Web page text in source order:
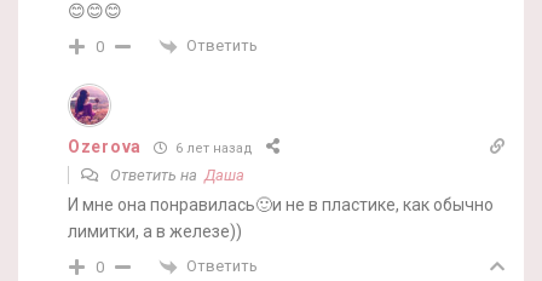
😊😊😊
0 Ответить
Ozerova 6 лет назад
Ответить наДаша
И мне она понравилась🙂и не в пластике, как обычно
лимитки, а в железе))
0 Ответить